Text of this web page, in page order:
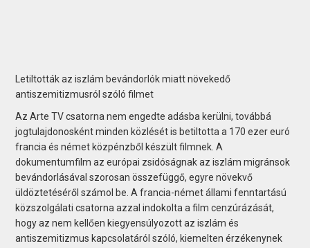
Letiltották az iszlám bevándorlók miatt növekedő
antiszemitizmusról szóló filmet
Az Arte TV csatorna nem engedte adásba kerülni, továbbá
jogtulajdonosként minden közlését is betiltotta a 170 ezer euró
francia és német közpénzből készült filmnek. A
dokumentumfilm az európai zsidóságnak az iszlám migránsok
bevándorlásával szorosan összefüggő, egyre növekvő
üldöztetéséről számol be. A francia-német állami fenntartású
közszolgálati csatorna azzal indokolta a film cenzúrázását,
hogy az nem kellően kiegyensúlyozott az iszlám és
antiszemitizmus kapcsolatáról szóló, kiemelten érzékenynek